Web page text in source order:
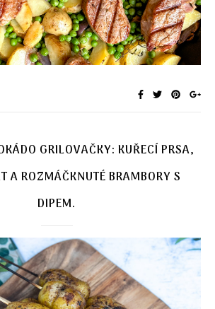
GRILOVAČKY: KUŘECÍ PRSA,
A ROZMÁČKNUTÉ BRAMBORY S
DIPEM.